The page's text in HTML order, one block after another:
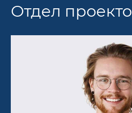
Отдел